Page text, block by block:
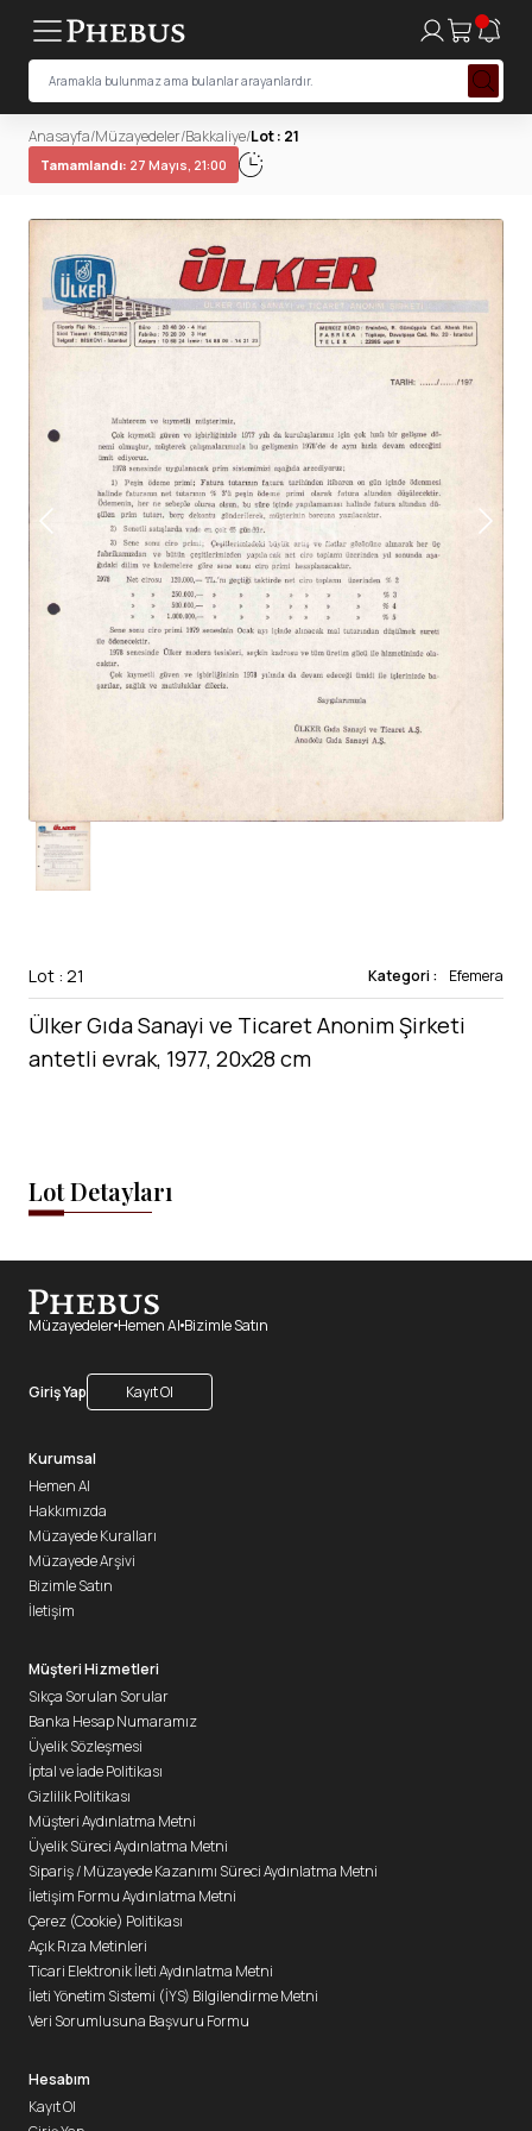
Anasayfa/Müzayedeler/Bakkaliye/Lot : 21
Tamamlandı: 27 Mayıs, 21:00
Lot : 21 Kategori : Efemera
Ülker Gıda Sanayi ve Ticaret Anonim Şirketi
antetli evrak, 1977, 20x28 cm
Lot Detayları
Müzayedeler Hemen Al Bizimle Satın
Giriş Yap Kayıt Ol
Kurumsal
Hemen Al
Hakkımızda
Müzayede Kuralları
Müzayede Arşivi
Bizimle Satın
İletişim
Müşteri Hizmetleri
Sıkça Sorulan Sorular
Banka Hesap Numaramız
Üyelik Sözleşmesi
İptal ve İade Politikası
Gizlilik Politikası
Müşteri Aydınlatma Metni
Üyelik Süreci Aydınlatma Metni
Sipariş / Müzayede Kazanımı Süreci Aydınlatma Metni
İletişim Formu Aydınlatma Metni
Çerez (Cookie) Politikası
Açık Rıza Metinleri
Ticari Elektronik İleti Aydınlatma Metni
İleti Yönetim Sistemi (İYS) Bilgilendirme Metni
Veri Sorumlusuna Başvuru Formu
Hesabım
Kayıt Ol